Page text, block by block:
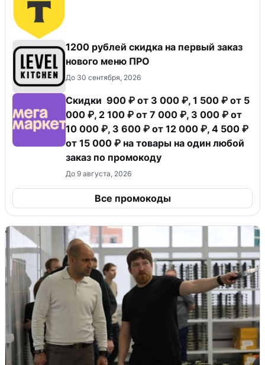
​1200 рублей скидка на первый заказ
нового меню ПРО
До 30 сентября, 2026
Скидки 900 ₽ от 3 000 ₽, 1 500 ₽ от 5
000 ₽, 2 100 ₽ от 7 000 ₽, 3 000 ₽ от
10 000 ₽, 3 600 ₽ от 12 000 ₽, 4 500 ₽
от 15 000 ₽ на товары на один любой
заказ по промокоду
До 9 августа, 2026
Все промокоды